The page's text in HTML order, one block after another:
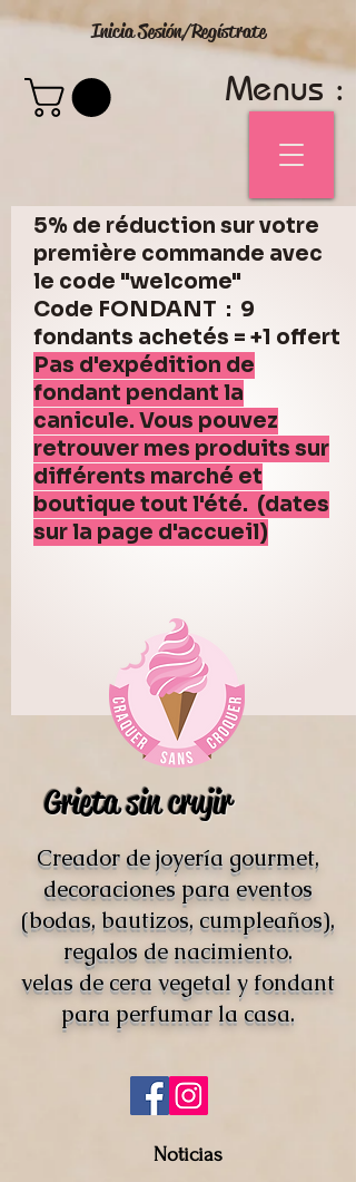
Inicia Sesión/Regístrate
Menus :
5% de réduction sur votre
première commande avec
le code "welcome"
Code FONDANT : 9
fondants achetés = +1 offert
Pas d'expédition de
fondant pendant la
canicule. Vous pouvez
retrouver mes produits sur
différents marché et
boutique tout l'été. (dates
sur la page d'accueil)
Grieta sin crujir
Creador de joyería gourmet,
decoraciones para eventos
(bodas, bautizos, cumpleaños),
regalos de nacimiento.
velas de cera vegetal y fondant
para perfumar la casa.
Noticias